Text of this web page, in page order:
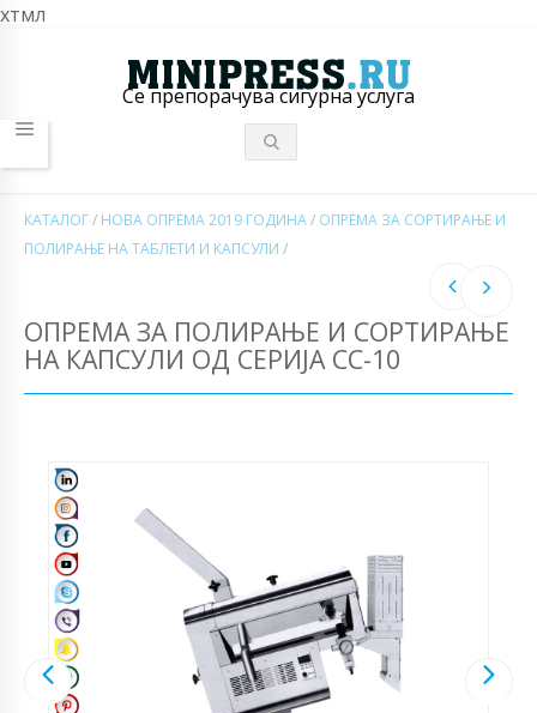
хтмл
Се препорачува сигурна услуга
КАТАЛОГ/ НОВА ОПРЕМА 2019 ГОДИНА/ ОПРЕМА ЗА СОРТИРАЊЕ И
ПОЛИРАЊЕ НА ТАБЛЕТИ И КАПСУЛИ /
ОПРЕМА ЗА ПОЛИРАЊЕ И СОРТИРАЊЕ
НА КАПСУЛИ ОД СЕРИЈА CC-10